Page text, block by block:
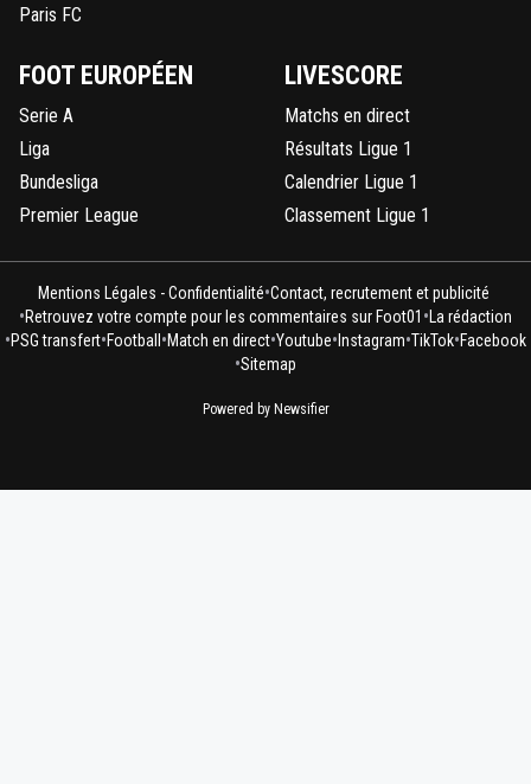
Paris FC
FOOT EUROPÉEN
Serie A
Liga
Bundesliga
Premier League
LIVESCORE
Matchs en direct
Résultats Ligue 1
Calendrier Ligue 1
Classement Ligue 1
Mentions Légales - Confidentialité•Contact, recrutement et publicité
•Retrouvez votre compte pour les commentaires sur Foot01 •La rédaction
•PSG transfert•Football •Match en direct•Youtube• Instagram•TikTok•Facebook
•Sitemap
Powered by Newsifier